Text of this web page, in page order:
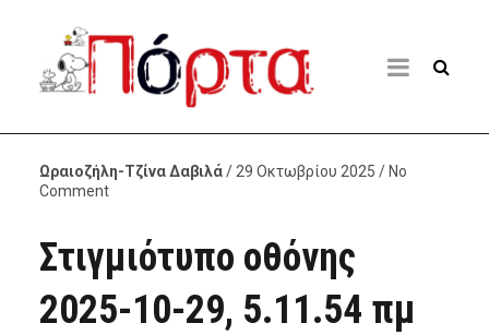
Ωραιοζήλη-Τζίνα Δαβιλά/ 29 Οκτωβρίου 2025 / No
Comment
Στιγμιότυπο οθόνης
2025-10-29, 5.11.54 πμ